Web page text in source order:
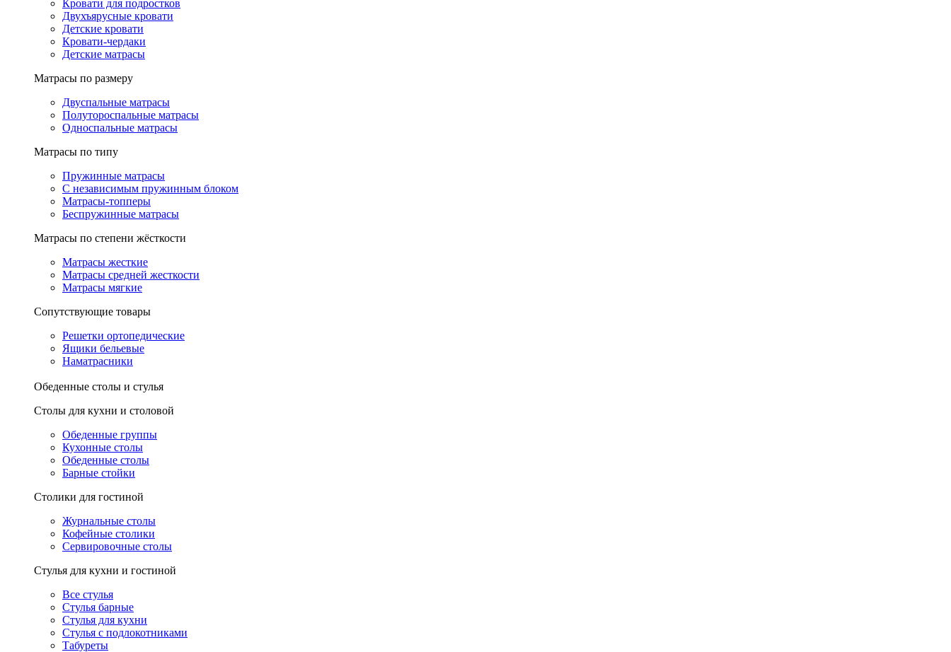
Кровати для подростков
Двухъярусные кровати
Детские кровати
Кровати-чердаки
Детские матрасы
Матрасы по размеру
Двуспальные матрасы
Полутороспальные матрасы
Односпальные матрасы
Матрасы по типу
Пружинные матрасы
С независимым пружинным блоком
Матрасы-топперы
Беспружинные матрасы
Матрасы по степени жёсткости
Матрасы жесткие
Матрасы средней жесткости
Матрасы мягкие
Сопутствующие товары
Решетки ортопедические
Ящики бельевые
Наматрасники
Обеденные столы и стулья
Столы для кухни и столовой
Обеденные группы
Кухонные столы
Обеденные столы
Барные стойки
Столики для гостиной
Журнальные столы
Кофейные столики
Сервировочные столы
Стулья для кухни и гостиной
Все стулья
Стулья барные
Стулья для кухни
Стулья с подлокотниками
Табуреты